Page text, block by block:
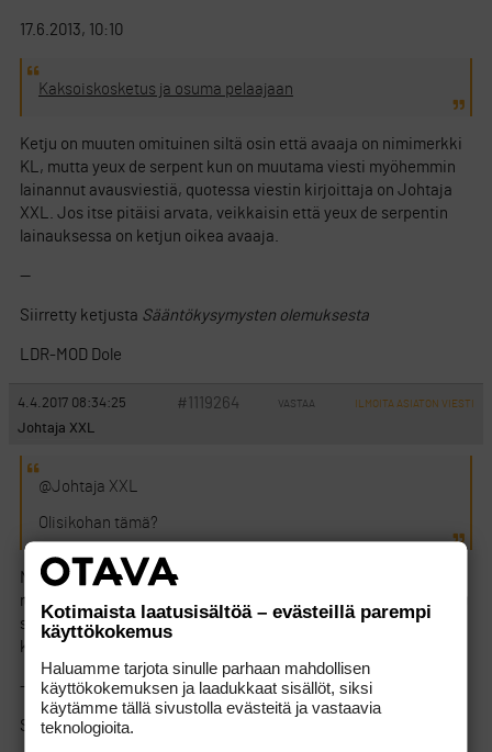
17.6.2013, 10:10
Kaksoiskosketus ja osuma pelaajaan
Ketju on muuten omituinen siltä osin että avaaja on nimimerkki
KL, mutta yeux de serpent kun on muutama viesti myöhemmin
lainannut avausviestiä, quotessa viestin kirjoittaja on Johtaja
XXL. Jos itse pitäisi arvata, veikkaisin että yeux de serpentin
lainauksessa on ketjun oikea avaaja.
—
Siirretty ketjusta Sääntökysymysten olemuksesta
LDR-MOD Dole
4.4.2017 08:34:25 #1119264 VASTAA ILMOITA ASIATON VIESTI
Johtaja XXL
@Johtaja XXL
Olisikohan tämä?
No tämähän se! Melko rönsyilevä ketju tämä on, kuten
muistelinkin. Ja oikea vastaus on edelleen kätkettynä tuohon
sillisalaattiin. Sen muistin väärin, että KL olisi ottanut caseen
kantaa. Odotankin jännityksellä hänen lopullista tuomiotaan.
—
Siirretty ketjusta
Kotimaista laatusisältöä – evästeillä parempi
käyttökokemus
Haluamme tarjota sinulle parhaan mahdollisen
käyttökokemuksen ja laadukkaat sisällöt, siksi
käytämme tällä sivustolla evästeitä ja vastaavia
teknologioita.